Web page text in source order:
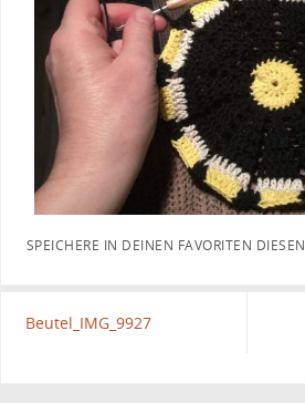
SPEICHERE IN DEINEN FAVORITEN DIESEN
Beutel_IMG_9927